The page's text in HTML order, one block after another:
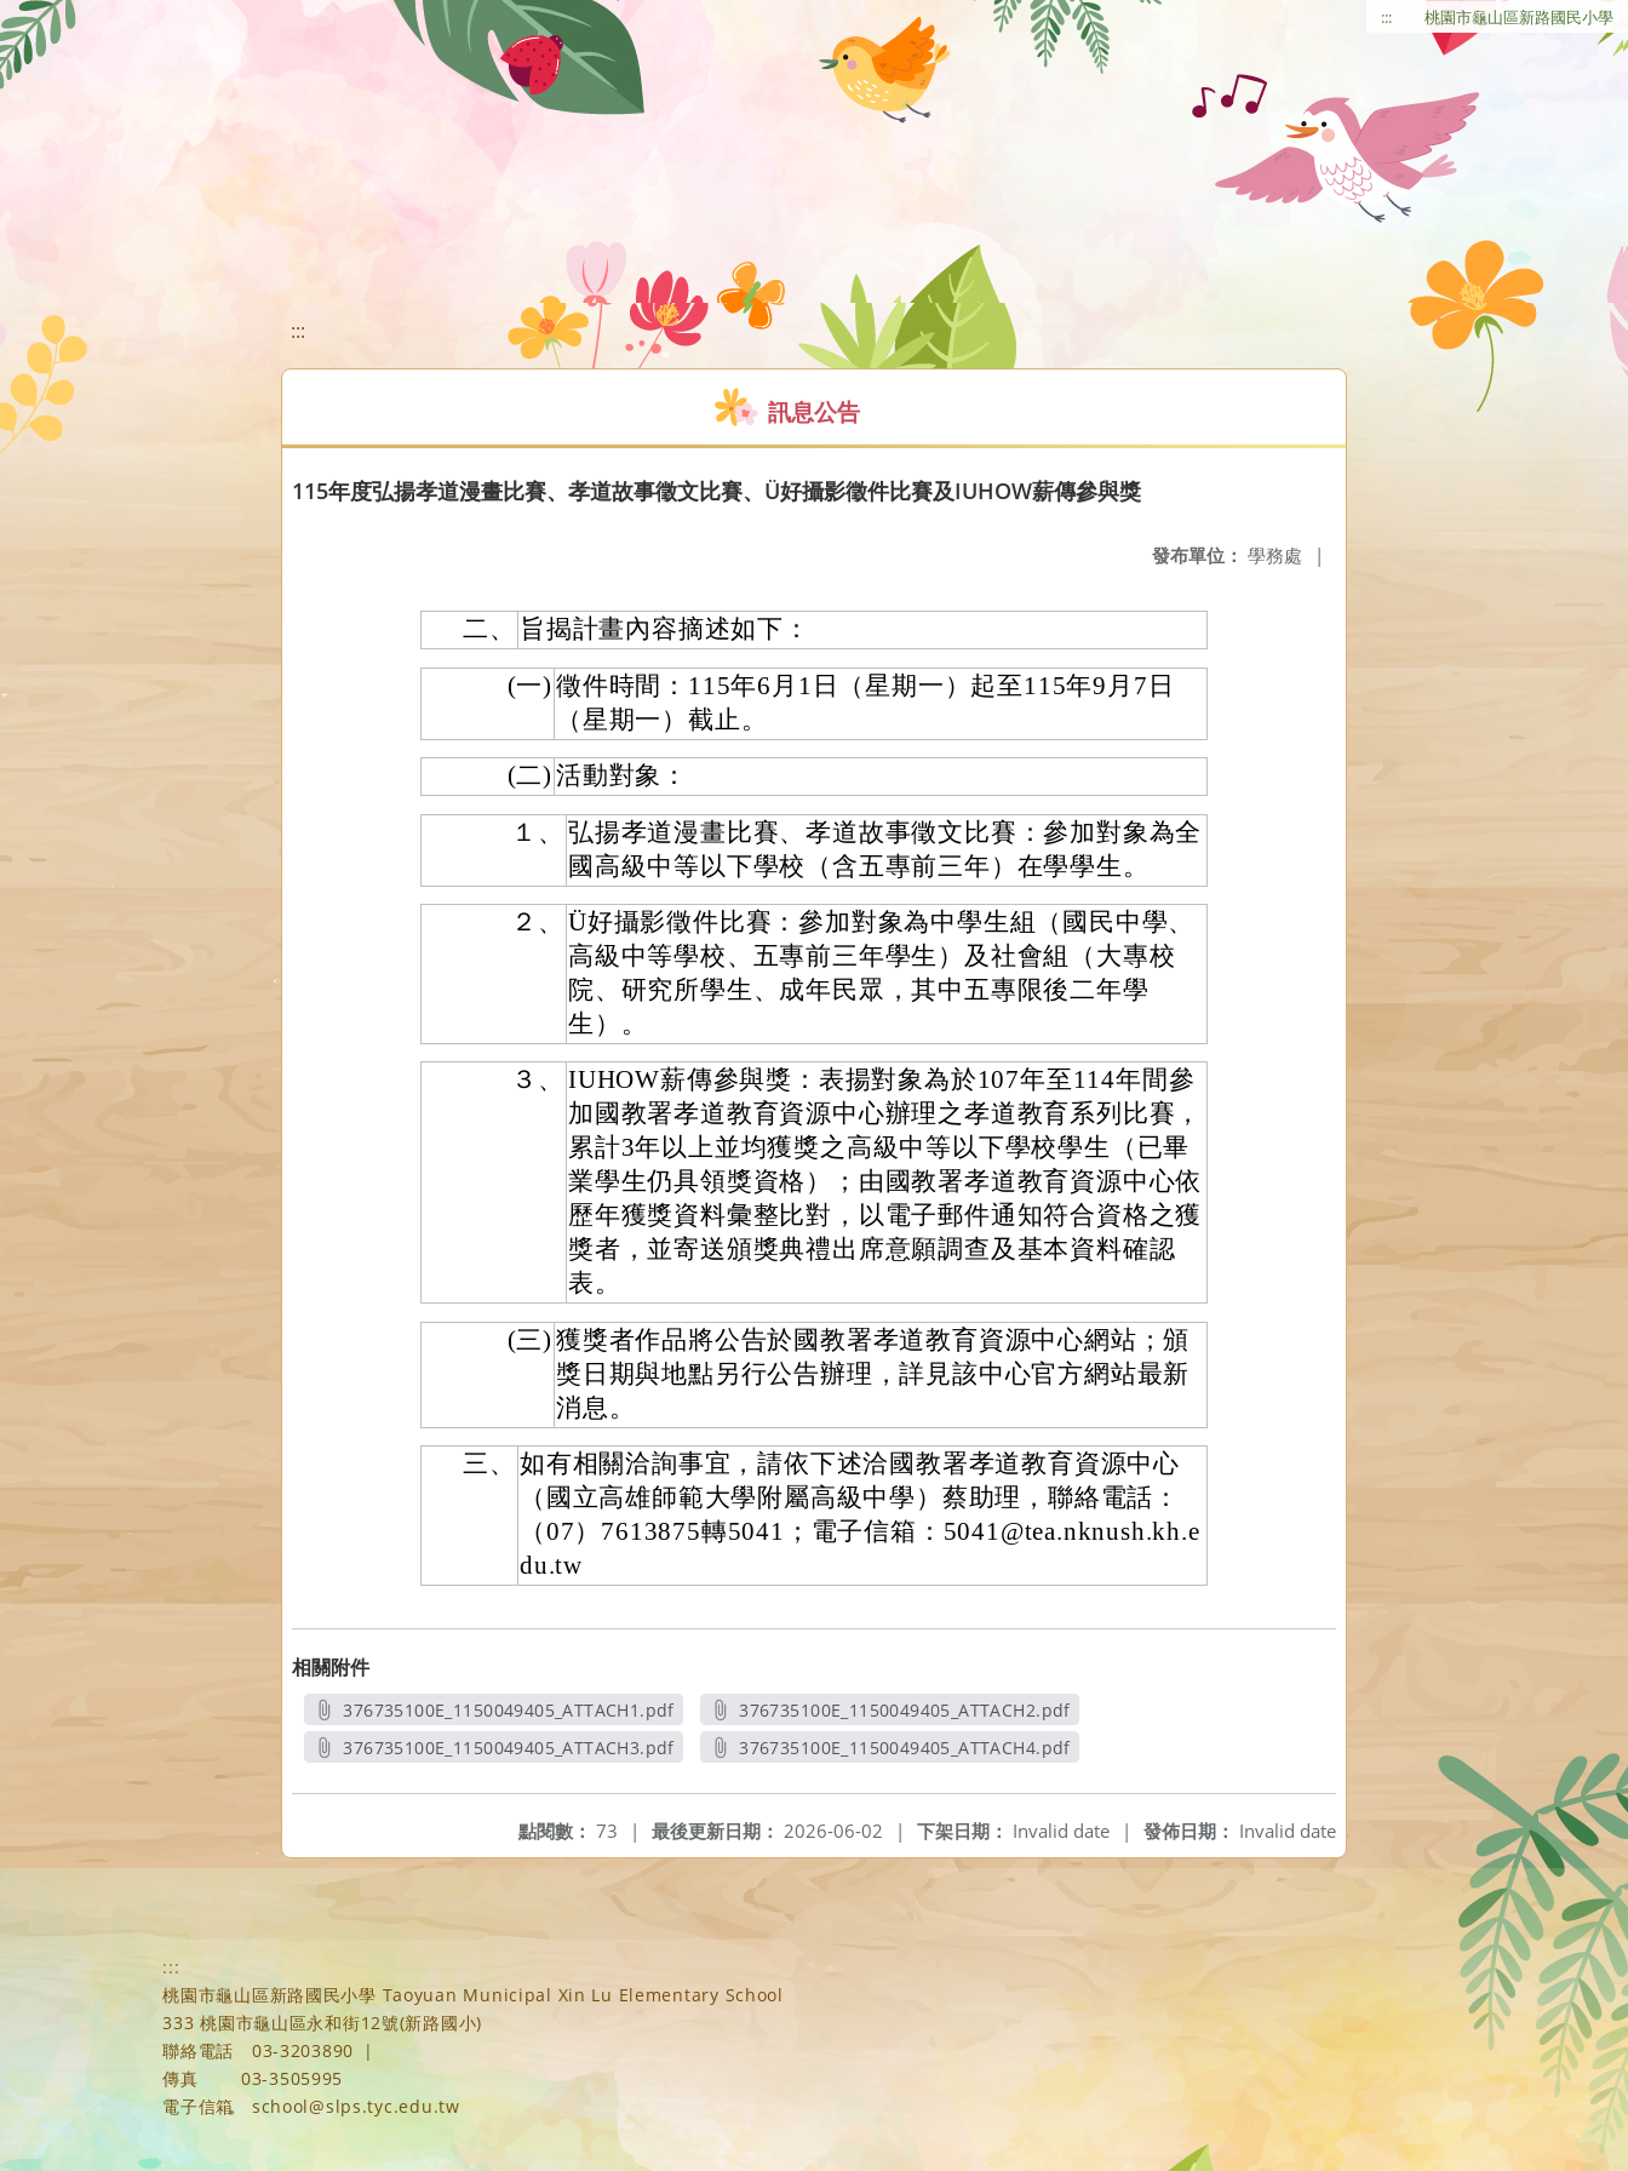
移至網頁之主要內容區位置 ::: 桃園市龜山區新路國民小學
:::
訊息公告
115年度弘揚孝道漫畫比賽、孝道故事徵文比賽、Ü好攝影徵件比賽及IUHOW薪傳參與獎
發布單位： 學務處 |
二、
旨揭計畫內容摘述如下：
(一) 徵件時間：115年6月1日（星期一）起至115年9月7日
（星期一）截止。
(二) 活動對象：
１、
弘揚孝道漫畫比賽、孝道故事徵文比賽：參加對象為全
國高級中等以下學校（含五專前三年）在學學生。
２、
Ü好攝影徵件比賽：參加對象為中學生組（國民中學、
高級中等學校、五專前三年學生）及社會組（大專校
院、研究所學生、成年民眾，其中五專限後二年學
生）。
３、
IUHOW薪傳參與獎：表揚對象為於107年至114年間參
加國教署孝道教育資源中心辦理之孝道教育系列比賽，
累計3年以上並均獲獎之高級中等以下學校學生（已畢
業學生仍具領獎資格）；由國教署孝道教育資源中心依
歷年獲獎資料彙整比對，以電子郵件通知符合資格之獲
獎者，並寄送頒獎典禮出席意願調查及基本資料確認
表。
(三) 獲獎者作品將公告於國教署孝道教育資源中心網站；頒
獎日期與地點另行公告辦理，詳見該中心官方網站最新
消息。
三、
如有相關洽詢事宜，請依下述洽國教署孝道教育資源中心
（國立高雄師範大學附屬高級中學）蔡助理，聯絡電話：
（07）7613875轉5041；電子信箱：5041@tea.nknush.kh.e
du.tw
相關附件
376735100E_1150049405_ATTACH1.pdf
另開新視窗
376735100E_1150049405_ATTACH2.pdf
另開新視窗
376735100E_1150049405_ATTACH3.pdf
376735100E_1150049405_ATTACH4.pdf
發佈日期： Invalid date
下架日期： Invalid date |
最後更新日期： 2026-06-02 |
點閱數： 73 |
:::
桃園市龜山區新路國民小學 Taoyuan Municipal Xin Lu Elementary School
333 桃園市龜山區永和街12號(新路國小)
聯絡電話
03-3203890
|
傳真
03-3505995
電子信箱
school@slps.tyc.edu.tw